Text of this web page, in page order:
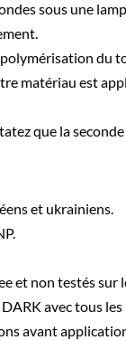
sous une
du
matériau est
que la
et ukrainiens.
et non testés sur
avec tous
avant